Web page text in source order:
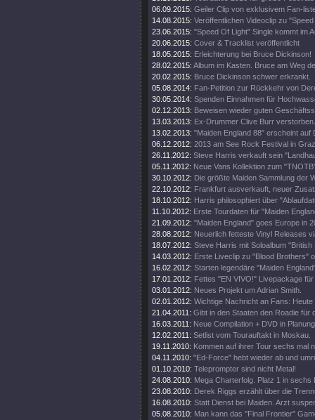
06.09.2015: Geiler Clip von exklusivem Fan-
14.08.2015: Veröffentlichen Videoclip zu
23.06.2015: "Speed Of Light" Single kommt im
20.06.2015: Cover & Tracklist veröffentlicht
18.05.2015: Erleichterung bei Bruce Dickinson!
28.02.2015: Album im Kasten. Bruce am Weg
20.02.2015: Bruce Dickinson schwer erkrankt.
05.08.2014: Fan-Petition zur Rückkehr von
30.05.2014: Spenden Einnahmen für
02.12.2013: Beweisen wieder guten
13.03.2013: Ex-Drummer Clive Burr verstorben.
13.02.2013: "Maiden England 88" erscheint auf
06.12.2012: 2013 am See Rock Festival in Graz
26.11.2012: Steve Harris verkauft sein
05.11.2012: Neue Vans Kollektion zum
30.10.2012: Die größte Maiden Sammlung der
22.10.2012: Frankfurt ausverkauft, neuer
18.10.2012: Harris philosophiert über
11.10.2012: Erste Tourdaten für "Maiden
21.09.2012: "Maiden England" goes Europe in
28.08.2012: Neuerlich fetteste Vinyl Releases
18.07.2012: Steve Harris mit Soloalbum "British
14.03.2012: Erste Liveclip zu "Blood Brothers"
16.02.2012: Starten legendäre "Maiden
17.01.2012: Fettes "EN VIVO!" Livepackage
03.01.2012: Neues Projekt um Adrian Smith.
02.01.2012: Wichtige Nachricht an Fans: Heute
21.04.2011: Gibt in den Staaten den Roadie für
16.03.2011: Neue Compilation + DVD in
12.02.2011: Setlist vom Tourauftakt in Moskau.
19.11.2010: Kommen auf ihrer Tour sechs mal
04.11.2010: "Ed-Force" hebt wieder ab und
01.10.2010: Teleprompter sind nicht Metal!
24.08.2010: Mega Charterfolg. Platz 1 in sechs
23.08.2010: Derek Riggs erzählt über die
16.08.2010: Statt Dienst bei Maiden. Arzt
05.08.2010: Man kann das "Final Frontier"